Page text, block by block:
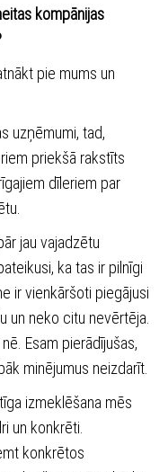
kompānijas
pie mums un
uzņēmumi, tad,
priekšā rakstīts
dīleriem par
jau vajadzētu
ka tas ir pilnīgi
ir vienkāršoti piegājusi
un neko citu nevērtēja.
Esam pierādījušas,
minējumus neizdarīt.
izmeklēšana mēs
un konkrēti.
konkrētos